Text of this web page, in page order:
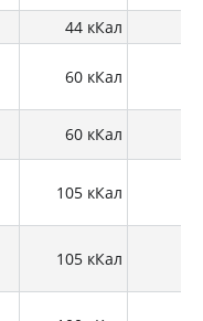
44 кКал
60 кКал
60 кКал
105 кКал
105 кКал